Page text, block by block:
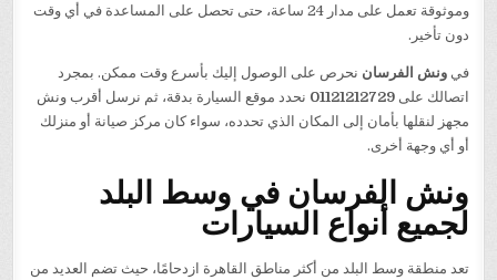
وموثوقة تعمل على مدار 24 ساعة، حتى تحصل على المساعدة في أي وقت
دون تأخير.
فيونش الفرسان نحرص على الوصول إليك بأسرع وقت ممكن. بمجرد
اتصالك على01121212729 نحدد موقع السيارة بدقة، ثم نرسل أقرب ونش
مجهز لنقلها بأمان إلى المكان الذي تحدده، سواء كان مركز صيانة أو منزلك
أو أي وجهة أخرى.
ونش الفرسان في وسط البلد
لجميع أنواع السيارات
تعد منطقة وسط البلد من أكثر مناطق القاهرة ازدحامًا، حيث تضم العديد من